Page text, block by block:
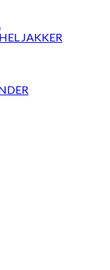
JAKKER